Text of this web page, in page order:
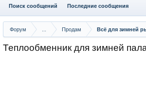
Форум Продам Всё для зимней
Теплообменник для зимней
Поиск сообщений Последние сообщения